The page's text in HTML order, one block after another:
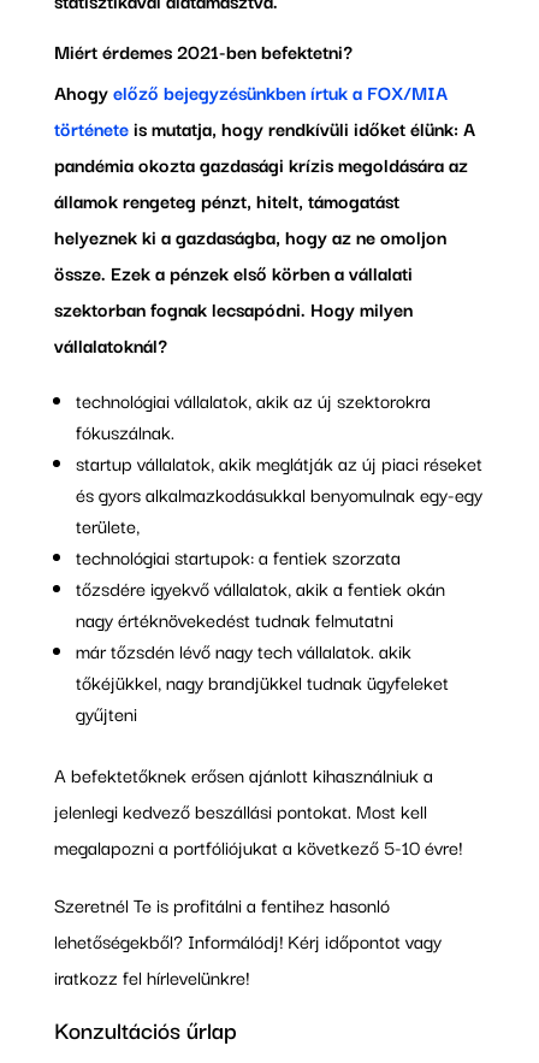
Miért érdemes 2021-ben befektetni?
Ahogyelőző bejegyzésünkben írtuk a FOX/MIA
történeteis mutatja, hogy rendkívüli időket élünk: A
pandémia okozta gazdasági krízis megoldására az
államok rengeteg pénzt, hitelt, támogatást
helyeznek ki a gazdaságba, hogy az ne omoljon
össze. Ezek a pénzek első körben a vállalati
szektorban fognak lecsapódni. Hogy milyen
vállalatoknál?
technológiai vállalatok, akik az új szektorokra
fókuszálnak.
startup vállalatok, akik meglátják az új piaci réseket
és gyors alkalmazkodásukkal benyomulnak egy-egy
területe,
technológiai startupok: a fentiek szorzata
tőzsdére igyekvő vállalatok, akik a fentiek okán
nagy értéknövekedést tudnak felmutatni
már tőzsdén lévő nagy tech vállalatok. akik
tőkéjükkel, nagy brandjükkel tudnak ügyfeleket
gyűjteni
A befektetőknek erősen ajánlott kihasználniuk a
jelenlegi kedvező beszállási pontokat. Most kell
megalapozni a portfóliójukat a következő 5-10 évre!
Szeretnél Te is profitálni a fentihez hasonló
lehetőségekből? Informálódj! Kérj időpontot vagy
iratkozz fel hírlevelünkre!
Konzultációs űrlap